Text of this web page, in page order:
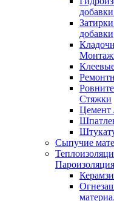
добавки
Стяжки
Цемент
Сыпучие